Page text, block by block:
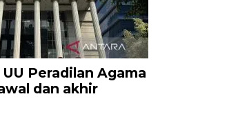
Peradilan Agama
dan akhir